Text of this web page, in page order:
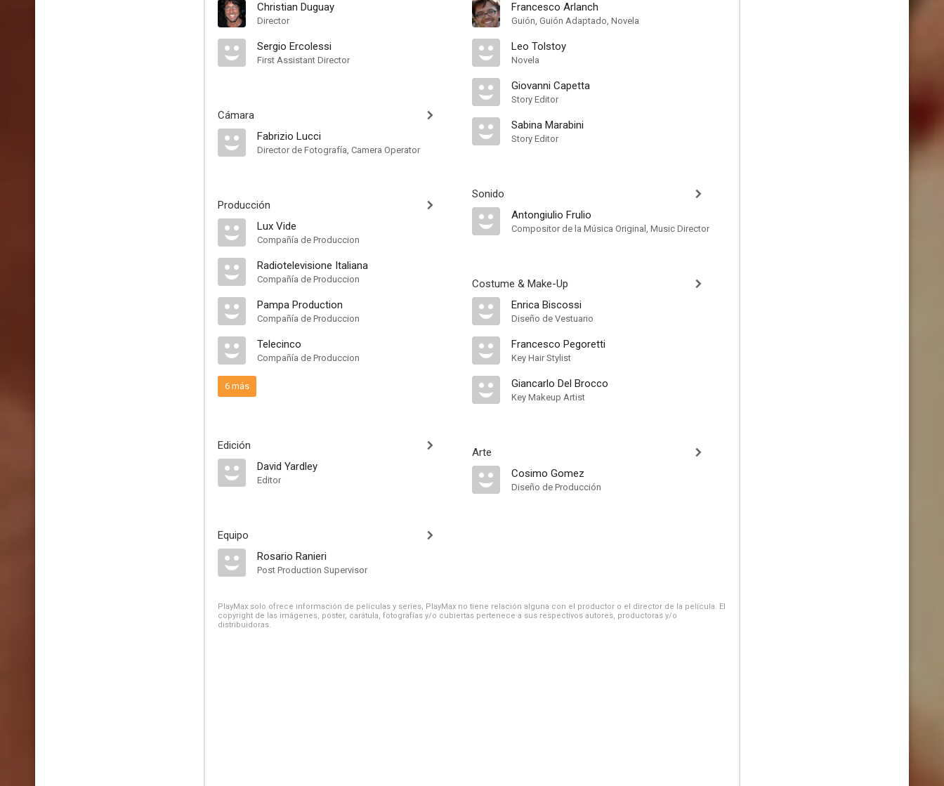
Christian Duguay
Director
Sergio Ercolessi
First Assistant Director
Cámara
Fabrizio Lucci
Director de Fotografía, Camera Operator
Producción
Lux Vide
Compañía de Produccion
Radiotelevisione Italiana
Compañía de Produccion
Pampa Production
Compañía de Produccion
Telecinco
Compañía de Produccion
6 más
Edición
David Yardley
Editor
Equipo
Rosario Ranieri
Post Production Supervisor
Francesco Arlanch
Guión, Guión Adaptado, Novela
Leo Tolstoy
Novela
Giovanni Capetta
Story Editor
Sabina Marabini
Story Editor
Sonido
Antongiulio Frulio
Compositor de la Música Original, Music Director
Costume & Make-Up
Enrica Biscossi
Diseño de Vestuario
Francesco Pegoretti
Key Hair Stylist
Giancarlo Del Brocco
Key Makeup Artist
Arte
Cosimo Gomez
Diseño de Producción
PlayMax solo ofrece información de películas y series, PlayMax no tiene relación alguna con el productor o el director de la película. El
copyright de las imágenes, póster, carátula, fotografías y/o cubiertas pertenece a sus respectivos autores, productoras y/o
distribuidoras.